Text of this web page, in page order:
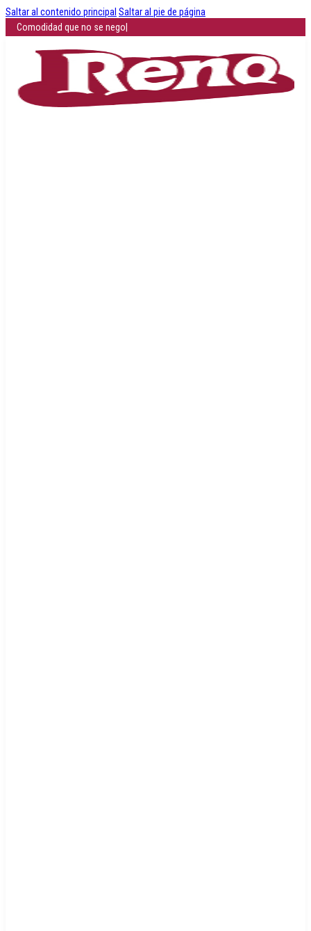
Saltar al contenido principal Saltar al pie de página
Comodidad que no se negocia: descubre cómo es